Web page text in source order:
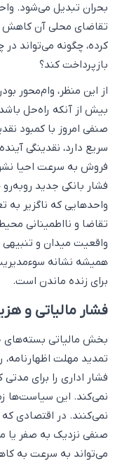
بحران تبدیل می‌شود.
تقاضای محلی آن کاهش
کرده، چگونه می‌تواند
بازپرداخت کند؟
از این منظر، وام‌محور
بیش از آنکه راه‌حل
صنفی امروز با کمبود
سریع دارد، نقدینگی
فروش به سرعت احیا
واحدهایی که ناگزیر
تقاضا و نااطمینانی
واقعیت میدان و تنبیهی
همیشه نشانه
برای زنده ماندن است.
فشار مالیاتی و
بخش مالیاتی بسته‌های
تمدید مهلت اظهارنامه،
فشار اداری را برای
نمی‌کند. این سیاست‌ها
نمی‌کنند. در اقتصادی
صنفی نزدیک به صفر یا
می‌تواند به سرعت به